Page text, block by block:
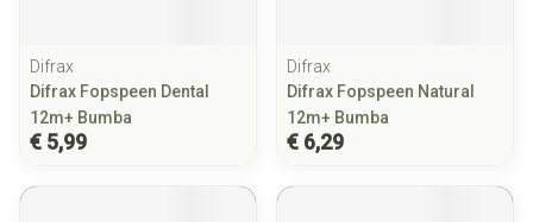
Difrax
Difrax Fopspeen Dental
12m+ Bumba
€ 5,99
Difrax
Difrax Fopspeen Natural
12m+ Bumba
€ 6,29